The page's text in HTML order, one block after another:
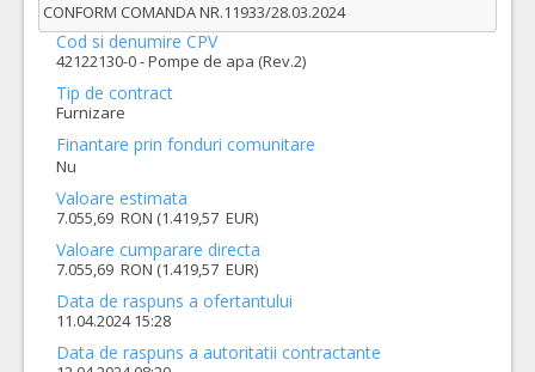
CONFORM COMANDA NR.11933/28.03.2024
Cod si denumire CPV
42122130-0 - Pompe de apa (Rev.2)
Tip de contract
Furnizare
Finantare prin fonduri comunitare
Nu
Valoare estimata
7.055,69 RON (1.419,57 EUR)
Valoare cumparare directa
7.055,69 RON (1.419,57 EUR)
Data de raspuns a ofertantului
11.04.2024 15:28
Data de raspuns a autoritatii contractante